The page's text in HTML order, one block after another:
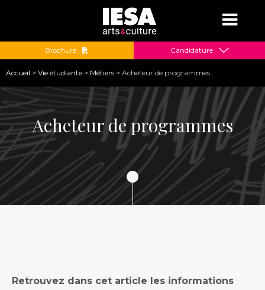
Jump to navigation
Vous
êtes
ici
Accueil > Vie étudiante > Métiers > Acheteur de programmes
Acheteur de programmes
Retrouvez dans cet article les informations
Brochure Candidature